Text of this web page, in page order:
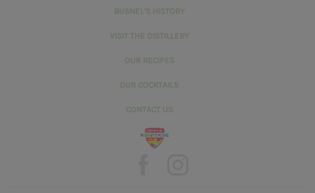
BUSNEL'S HISTORY
VISIT THE DISTILLERY
OUR RECIPES
OUR COCKTAILS
CONTACT US